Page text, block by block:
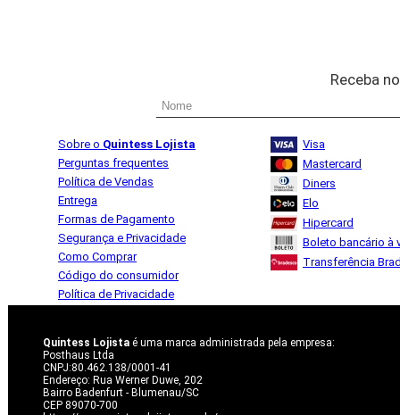
Receba
Sobre o Quintess Lojista
Perguntas frequentes
Política de Vendas
Entrega
Formas de Pagamento
Segurança e Privacidade
Como Comprar
Código do consumidor
Política de Privacidade
Visa
Mastercard
Diners
Elo
Hipercard
Boleto bancário à
Transferência
Quintess Lojista é uma marca administrada pela empresa:
Posthaus Ltda
CNPJ:80.462.138/0001-41
Endereço: Rua Werner Duwe, 202
Bairro Badenfurt - Blumenau/SC
CEP 89070-700